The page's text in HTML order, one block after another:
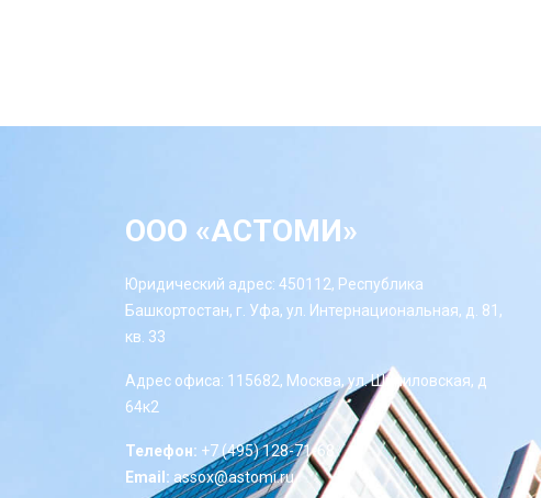
ООО «АСТОМИ»
Юридический адрес: 450112, Республика
Башкортостан, г. Уфа, ул. Интернациональная, д. 81,
кв. 33
Адрес офиса: 115682, Москва, ул. Шипиловская, д
64к2
Телефон: +7 (495) 128-71-68
Email: assox@astomi.ru